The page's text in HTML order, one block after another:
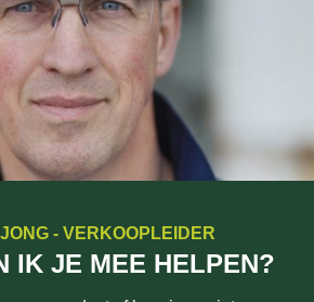
- VERKOOPLEIDER
IK JE MEE HELPEN?